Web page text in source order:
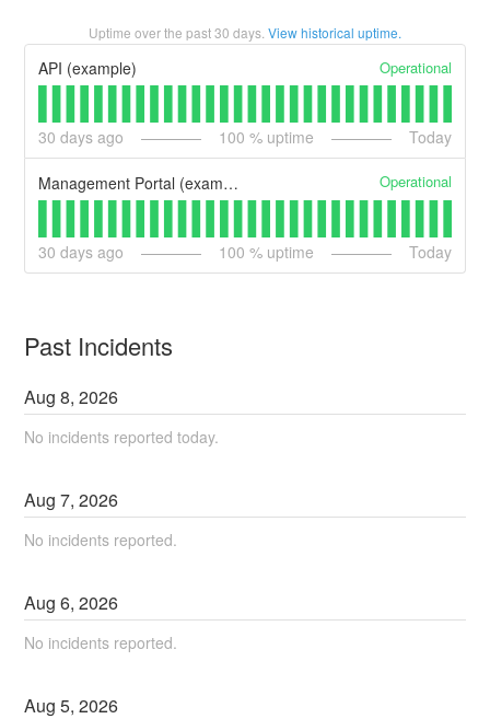
Uptime over the past30 days. View historical uptime.
API (example) Operational
30 days ago 100 % uptime Today
Management Portal (example) Operational
30 days ago 100 % uptime Today
Past Incidents
Aug8,2026
No incidents reported today.
Aug7,2026
No incidents reported.
Aug6,2026
No incidents reported.
Aug5,2026